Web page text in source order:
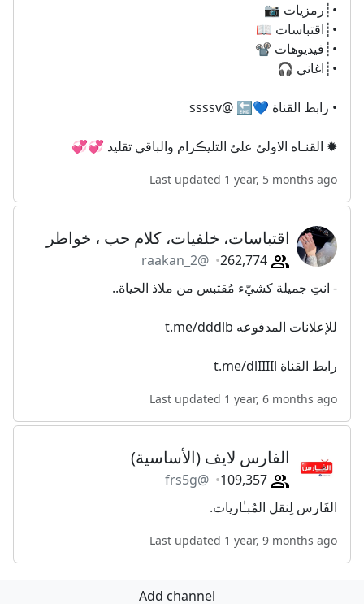
•┊رمزيات 📷
•┊اقتباسات 📖
•┊فيديوهات 📽
•┊اغاني 🎧
• رابط القناة 💙🔚 @ssssv
✹ القنـاه الاولئ علئ التليڪرام والباقي تقليد 💞💞
Last updated 1 year, 5 months ago
اقتباسات، خلفيات، كلام حب ، خواطر
@raakan_2
- انتِ جميلة كشيّء مُقتبس من ملاذ الحياة..
للإعلانات المدفوعه t.me/dddlb
رابط القناة t.me/dlIIIIl
Last updated 1 year, 6 months ago
الفارس لايف (الأساسية)
@frs5g
الفَارس لِنقل المُبـٰاريات.
Last updated 1 year, 9 months ago
Add channel